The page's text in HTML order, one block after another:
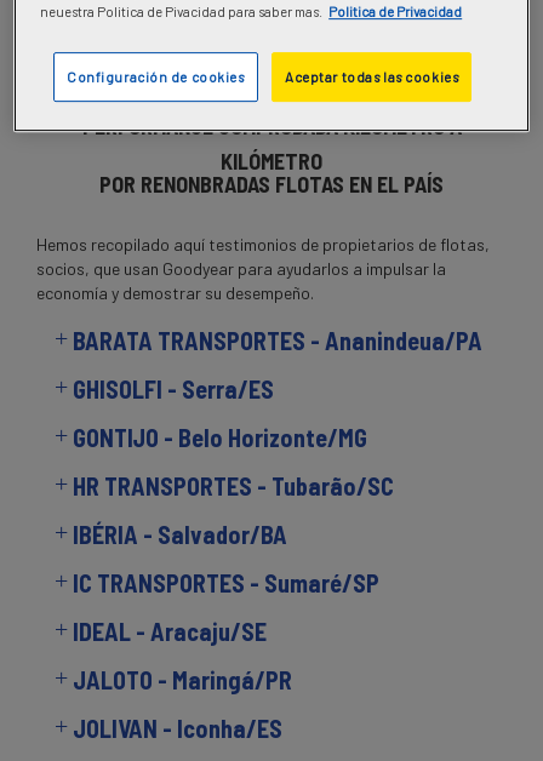
Máxima Durabilidad. Para todo tipo de servicios, las
la máxima innovación y un rendimiento superior.
PERFORMANCE COMPROBADA KILÓMETRO A
KILÓMETRO
POR RENONBRADAS FLOTAS EN EL PAÍS
Hemos recopilado aquí testimonios de propietarios de flotas,
socios, que usan Goodyear para ayudarlos a impulsar la
economía y demostrar su desempeño.
BARATA TRANSPORTES - Ananindeua/PA
GHISOLFI - Serra/ES
GONTIJO - Belo Horizonte/MG
HR TRANSPORTES - Tubarão/SC
IBÉRIA - Salvador/BA
IC TRANSPORTES - Sumaré/SP
IDEAL - Aracaju/SE
JALOTO - Maringá/PR
JOLIVAN - Iconha/ES
neuestra Politica de Pivacidad para saber mas.
Politica de Privacidad
Aceptar todas las cookies
Configuración de cookies